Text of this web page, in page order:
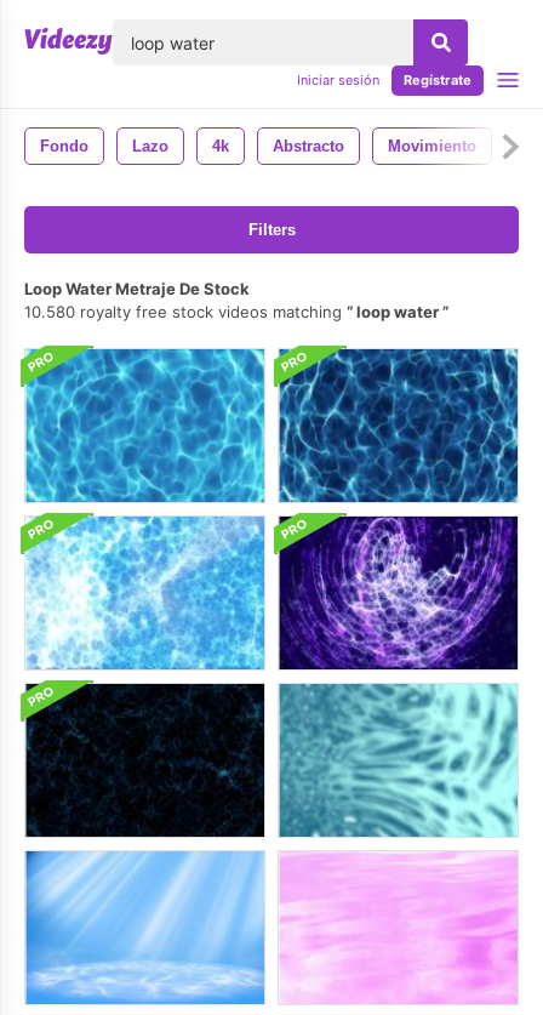
Iniciar sesión Regístrate
Fondo Lazo 4k Abstracto Movimiento
Filters
Loop Water Metraje De Stock
10.580 royalty free stock videos matching
loop water